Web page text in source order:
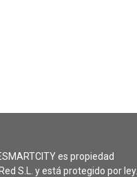
es propiedad
S.L. y está protegido por ley.